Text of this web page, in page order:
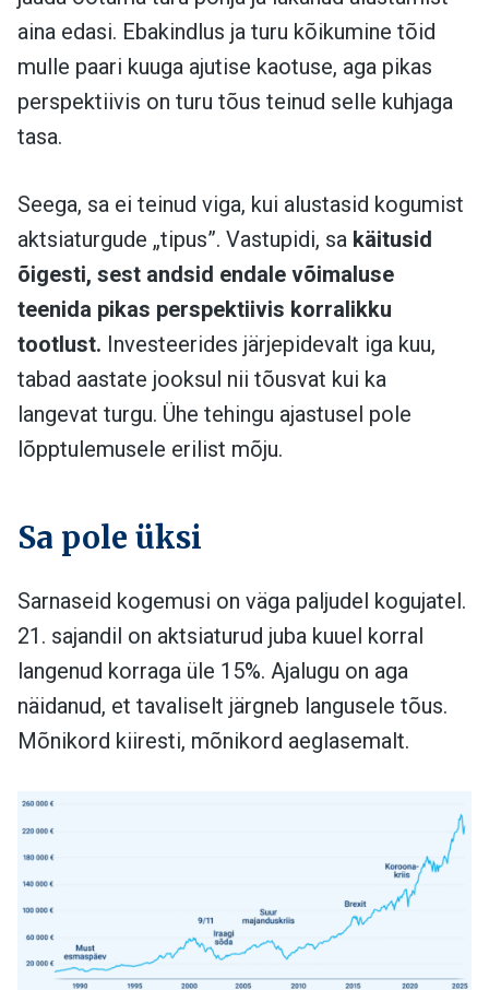
aina edasi. Ebakindlus ja turu kõikumine tõid
mulle paari kuuga ajutise kaotuse, aga pikas
perspektiivis on turu tõus teinud selle kuhjaga
tasa.
Seega, sa ei teinud viga, kui alustasid kogumist
aktsiaturgude „tipus”. Vastupidi, sa käitusid
õigesti, sest andsid endale võimaluse
teenida pikas perspektiivis korralikku
tootlust. Investeerides järjepidevalt iga kuu,
tabad aastate jooksul nii tõusvat kui ka
langevat turgu. Ühe tehingu ajastusel pole
lõpptulemusele erilist mõju.
Sa pole üksi
Sarnaseid kogemusi on väga paljudel kogujatel.
21. sajandil on aktsiaturud juba kuuel korral
langenud korraga üle 15%. Ajalugu on aga
näidanud, et tavaliselt järgneb langusele tõus.
Mõnikord kiiresti, mõnikord aeglasemalt.